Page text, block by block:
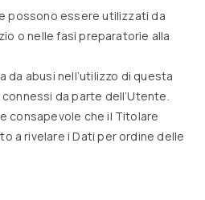
possono essere utilizzati da
o nelle fasi preparatorie alla
da abusi nell’utilizzo di questa
da parte dell’Utente.
consapevole che il Titolare
a rivelare i Dati per ordine delle